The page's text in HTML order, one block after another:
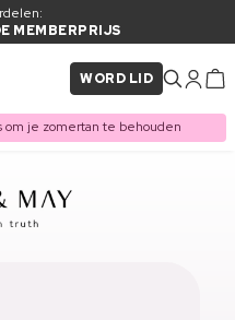
MEMBERPRIJS
WORD LID
om je zomertan te behouden